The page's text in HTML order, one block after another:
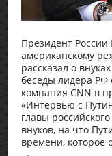
Президент
американскому
рассказал о
беседы лидера РФ
компания CNN в
«Интервью с
главы
внуков, на что
времени, которое